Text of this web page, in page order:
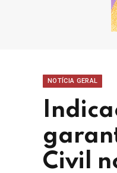
NOTÍCIA GERAL
Civil